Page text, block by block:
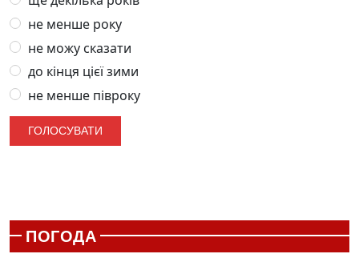
не менше року
не можу сказати
до кінця цієї зими
не менше півроку
ПОГОДА